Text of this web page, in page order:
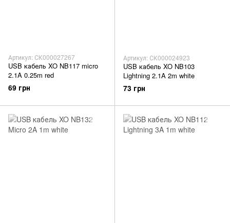
Артикул: СК000027267
USB кабель XO NB117 micro
2.1A 0.25m red
69 грн
Артикул: СК000024923
USB кабель XO NB103
Lightning 2.1A 2m white
73 грн